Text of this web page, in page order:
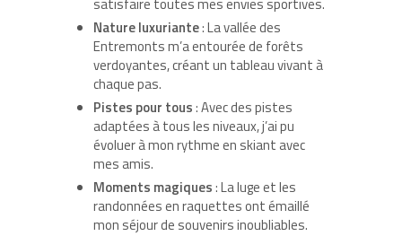
Nature luxuriante: La vallée des
Entremonts m’a entourée de forêts
verdoyantes, créant un tableau vivant à
chaque pas.
Pistes pour tous: Avec des pistes
adaptées à tous les niveaux, j’ai pu
évoluer à mon rythme en skiant avec
mes amis.
Moments magiques: La luge et les
randonnées en raquettes ont émaillé
mon séjour de souvenirs inoubliables.